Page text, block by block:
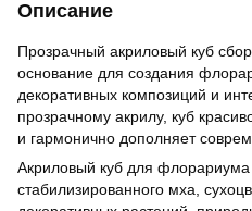
Описание
Прозрачный акриловый куб
основание для создания
декоративных композиций и
прозрачному акрилу, куб
и гармонично дополняет
Акриловый куб для
стабилизированного мха,